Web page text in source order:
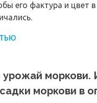
его фактура и цвет
урожай моркови.
моркови в